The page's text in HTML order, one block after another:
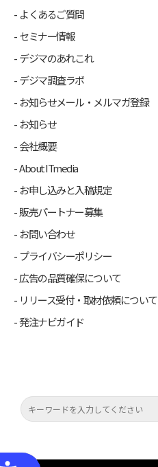
よくあるご質問
セミナー情報
デジマのあれこれ
デジマ調査ラボ
お知らせメール・メルマガ登録
お知らせ
会社概要
About ITmedia
お申し込みと入稿規定
販売パートナー募集
お問い合わせ
プライバシーポリシー
広告の品質確保について
リリース受付・取材依頼について
発注ナビガイド